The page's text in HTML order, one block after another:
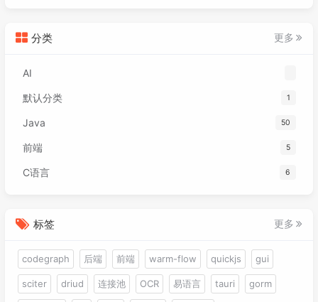
分类 更多
AI
默认分类 1
Java 50
前端 5
C语言 6
标签 更多
codegraph 后端 前端 warm-flow quickjs gui
sciter driud 连接池 OCR 易语言 tauri gorm